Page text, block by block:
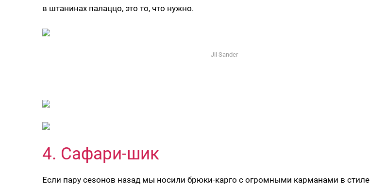
в штанинах палаццо, это то, что нужно.
Jil Sander
4. Сафари-шик
Если пару сезонов назад мы носили брюки-карго с огромными карманами в стиле